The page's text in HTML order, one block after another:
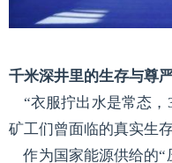
千米深井里的生存与尊
“衣服拧出水是常态，
矿工们曾面临的真实生存
作为国家能源供给的“